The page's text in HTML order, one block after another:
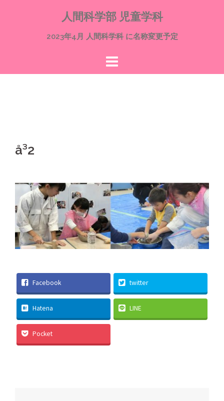
人間科学部 児童学科
2023年4月 人間科学科 に名称変更予定
å³2
Facebook twitter
Hatena LINE
Pocket